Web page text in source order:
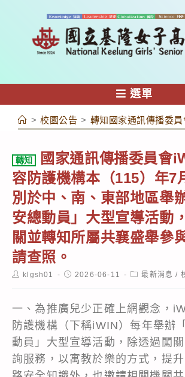
容
選單
> 校園公告 > 轉知國家通訊傳播委
轉知
國家通訊傳播委員會
容防護機構本（115）年7
別於中、南、東部地區舉
安總動員」大型宣導活動
關並轉知所屬共襄盛舉參
請查照。
Postklgsh01
Post2026-06-11
Post最新消息 /
一、為推廣兒少正確上網觀念，
防護機構（下稱iWIN）每年舉辦
動員」大型宣導活動，除透過闖
詢服務，以寓教於樂的方式，提